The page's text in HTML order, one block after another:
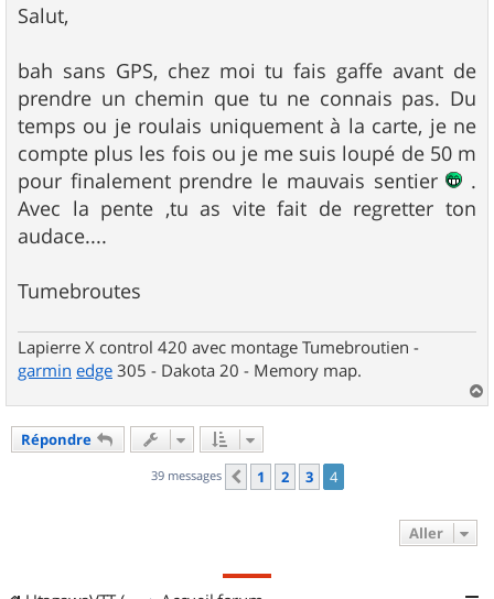
s
s
g
e
Salut,
bah sans GPS, chez moi tu fais gaffe avant de
prendre un chemin que tu ne connais pas. Du
temps ou je roulais uniquement à la carte, je ne
compte plus les fois ou je me suis loupé de 50 m
pour finalement prendre le mauvais sentier
.
Avec la pente ,tu as vite fait de regretter ton
audace....
Tumebroutes
Lapierre X control 420 avec montage Tumebroutien -
garmin edge 305 - Dakota 20 - Memory map.
a
Répondre
39 messages Précédent
1 2 3 4
Aller